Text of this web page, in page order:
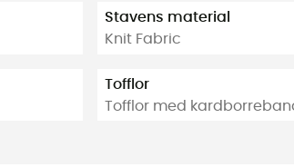
Stavens material
Knit Fabric
Tofflor
Tofflor med